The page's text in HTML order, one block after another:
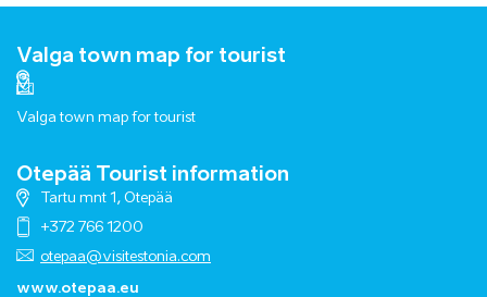
Valga town map for tourist
Valga town map for tourist
Otepää Tourist information
Tartu mnt 1, Otepää
+372 766 1200
otepaa@visitestonia.com
www.otepaa.eu